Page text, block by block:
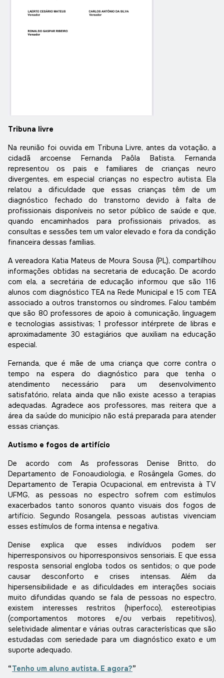
Tribuna livre
Na reunião foi ouvida em Tribuna Livre, antes da votação, a
cidadã arcoense Fernanda Paôla Batista. Fernanda
representou os pais e familiares de crianças neuro
divergentes, em especial crianças no espectro autista. Ela
relatou a dificuldade que essas crianças têm de um
diagnóstico fechado do transtorno devido à falta de
profissionais disponíveis no setor público de saúde e que,
quando encaminhados para profissionais privados, as
consultas e sessões tem um valor elevado e fora da condição
financeira dessas famílias.
A vereadora Katia Mateus de Moura Sousa (PL), compartilhou
informações obtidas na secretaria de educação. De acordo
com ela, a secretária de educação informou que são 116
alunos com diagnóstico TEA na Rede Municipal e 15 com TEA
associado a outros transtornos ou síndromes. Falou também
que são 80 professores de apoio à comunicação, linguagem
e tecnologias assistivas; 1 professor intérprete de libras e
aproximadamente 30 estagiários que auxiliam na educação
especial.
Fernanda, que é mãe de uma criança que corre contra o
tempo na espera do diagnóstico para que tenha o
atendimento necessário para um desenvolvimento
satisfatório, relata ainda que não existe acesso a terapias
adequadas. Agradece aos professores, mas reitera que a
área da saúde do município não está preparada para atender
essas crianças.
Autismo e fogos de artifício
De acordo com As professoras Denise Britto, do
Departamento de Fonoaudiologia, e Rosângela Gomes, do
Departamento de Terapia Ocupacional, em entrevista à TV
UFMG, as pessoas no espectro sofrem com estímulos
exacerbados tanto sonoros quanto visuais dos fogos de
artifício. Segundo Rosangela, pessoas autistas vivenciam
esses estímulos de forma intensa e negativa.
Denise explica que esses indivíduos podem ser
hiperresponsivos ou hiporresponsivos sensoriais. E que essa
resposta sensorial engloba todos os sentidos; o que pode
causar desconforto e crises intensas. Além da
hipersensibilidade e as dificuldades em interações sociais
muito difundidas quando se fala de pessoas no espectro,
existem interesses restritos (hiperfoco), estereotipias
(comportamentos motores e/ou verbais repetitivos),
seletividade alimentar e várias outras características que são
estudadas com seriedade para um diagnóstico exato e um
suporte adequado.
“Tenho um aluno autista. E agora?”